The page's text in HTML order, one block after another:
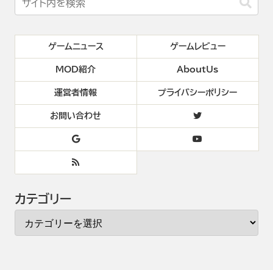
ゲームニュース ゲームレビュー
MOD紹介 AboutUs
運営者情報 プライバシーポリシー
お問い合わせ
カテゴリー